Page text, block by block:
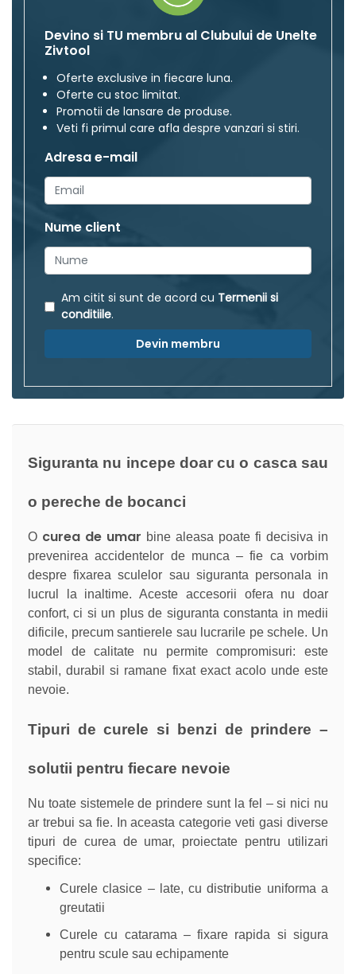
Devino si TU membru al Clubului de Unelte
Zivtool
Oferte exclusive in fiecare luna.
Oferte cu stoc limitat.
Promotii de lansare de produse.
Veti fi primul care afla despre vanzari si stiri.
Adresa e-mail
Nume client
Am citit si sunt de acord cu Termenii si
conditiile.
Devin membru
Siguranta nu incepe doar cu o casca sau
o pereche de bocanci
O curea de umar bine aleasa poate fi decisiva in
prevenirea accidentelor de munca – fie ca vorbim
despre fixarea sculelor sau siguranta personala in
lucrul la inaltime. Aceste accesorii ofera nu doar
confort, ci si un plus de siguranta constanta in medii
dificile, precum santierele sau lucrarile pe schele. Un
model de calitate nu permite compromisuri: este
stabil, durabil si ramane fixat exact acolo unde este
nevoie.
Tipuri de curele si benzi de prindere –
solutii pentru fiecare nevoie
Nu toate sistemele de prindere sunt la fel – si nici nu
ar trebui sa fie. In aceasta categorie veti gasi diverse
tipuri de curea de umar, proiectate pentru utilizari
specifice:
Curele clasice – late, cu distributie uniforma a
greutatii
Curele cu catarama – fixare rapida si sigura
pentru scule sau echipamente